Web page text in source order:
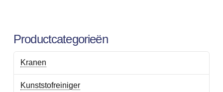
Productcategorieën
Kranen
Kunststofreiniger